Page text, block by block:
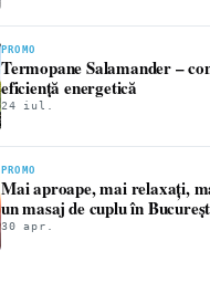
PROMO
Termopane Salamander –
eficiență energetică
24 iul.
PROMO
Mai aproape, mai relaxați,
un masaj de cuplu în
30 apr.